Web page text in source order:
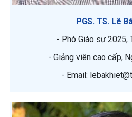
PGS. TS. Lê
- Phó Giáo sư 2025,
- Giảng viên cao cấp,
- Email: